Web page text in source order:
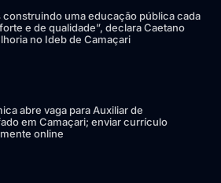
construindo uma educação pública cada
e de qualidade”, declara Caetano
no Ideb de Camaçari
abre vaga para Auxiliar de
em Camaçari; enviar currículo
online